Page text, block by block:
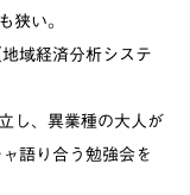
狭い。
域経済分析システ
し、異業種の大人が
語り合う勉強会を